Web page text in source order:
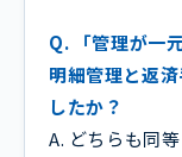
Q. 「管理が一
明細管理と返
したか？
A. どちらも同等